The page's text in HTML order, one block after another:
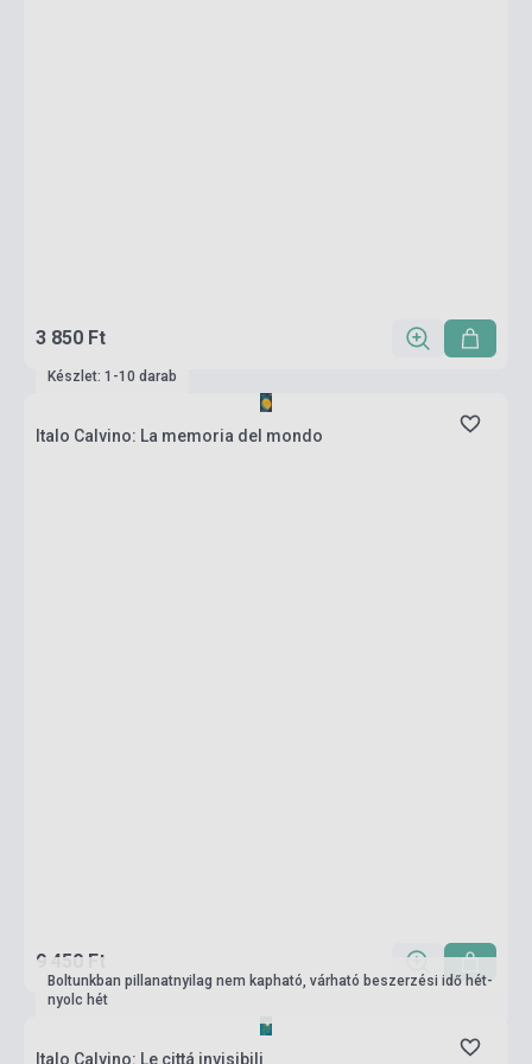
3 850 Ft
Készlet: 1-10 darab
Italo Calvino: La memoria del mondo
9 450 Ft
Boltunkban pillanatnyilag nem kapható, várható beszerzési idő hét-
nyolc hét
Italo Calvino: Le cittá invisibili